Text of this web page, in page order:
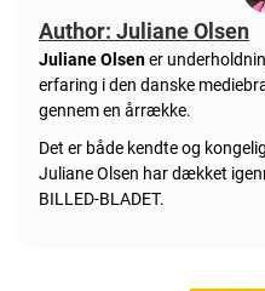
Author: Juliane Olsen
Juliane Olsener
erfaring i den danske
gennem en årrække.
Det er både kendte og
Juliane Olsen har dækket
BILLED-BLADET.